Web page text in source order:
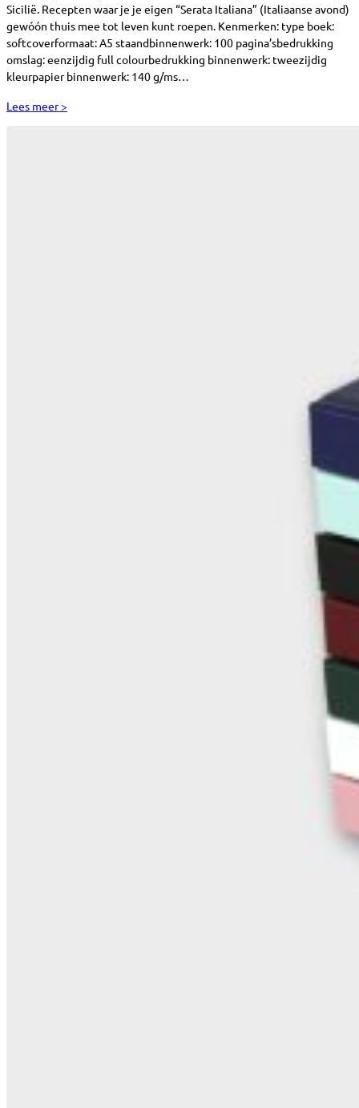
Sicilië. Recepten waar je je eigen “Serata Italiana” (Italiaanse avond)
gewóón thuis mee tot leven kunt roepen. Kenmerken: type boek:
softcoverformaat: A5 staandbinnenwerk: 100 pagina’sbedrukking
omslag: eenzijdig full colourbedrukking binnenwerk: tweezijdig
kleurpapier binnenwerk: 140 g/ms…
Lees meer >